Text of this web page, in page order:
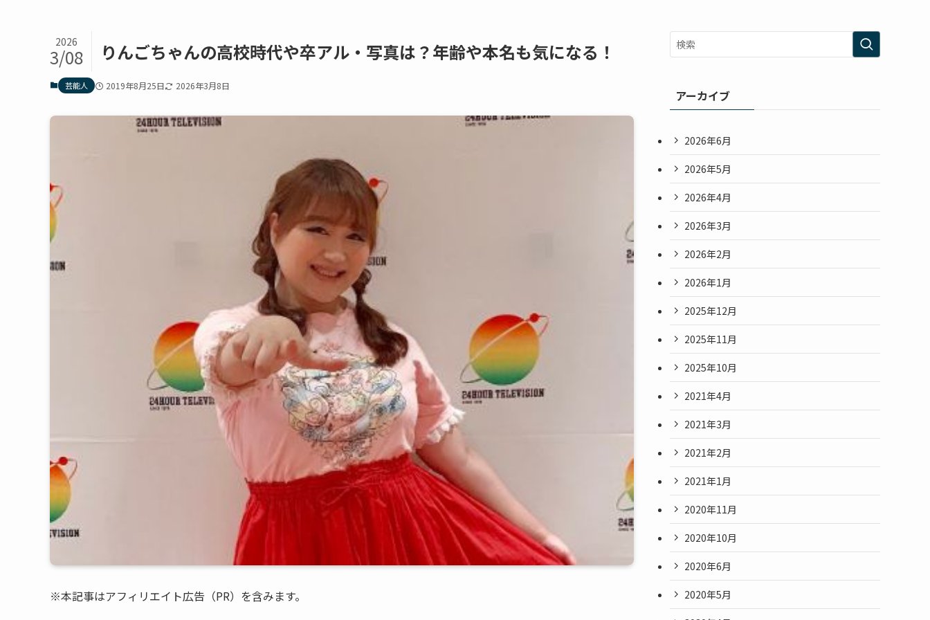
りんごちゃんの高校時代や卒アル・写真は？年齢や本名も気になる！
2026
3/08
芸能人 2019年8月25日 2026年3月8日
※本記事はアフィリエイト広告（PR）を含みます。
アーカイブ
2026年6月
2026年5月
2026年4月
2026年3月
2026年2月
2026年1月
2025年12月
2025年11月
2025年10月
2021年4月
2021年3月
2021年2月
2021年1月
2020年11月
2020年10月
2020年6月
2020年5月